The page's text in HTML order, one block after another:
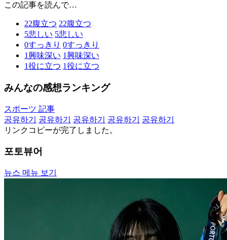
この記事を読んで…
22腹立つ 22腹立つ
5悲しい 5悲しい
0すっきり 0すっきり
1興味深い 1興味深い
1役に立つ 1役に立つ
みんなの感想ランキング
スポーツ 記事
공유하기
공유하기 공유하기 공유하기
공유하기
リンクコピーが完了しました。
포토뷰어
뉴스 메뉴 보기